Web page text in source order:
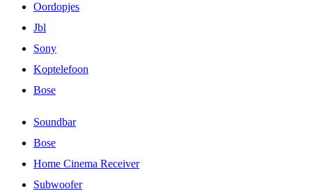
Oordopjes
Jbl
Sony
Koptelefoon
Bose
Soundbar
Bose
Home Cinema Receiver
Subwoofer